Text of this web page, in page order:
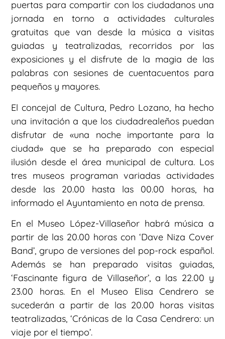
puertas para compartir con los ciudadanos una
jornada en torno a actividades culturales
gratuitas que van desde la música a visitas
guiadas y teatralizadas, recorridos por las
exposiciones y el disfrute de la magia de las
palabras con sesiones de cuentacuentos para
pequeños y mayores.
El concejal de Cultura, Pedro Lozano, ha hecho
una invitación a que los ciudadrealeños puedan
disfrutar de «una noche importante para la
ciudad» que se ha preparado con especial
ilusión desde el área municipal de cultura. Los
tres museos programan variadas actividades
desde las 20.00 hasta las 00.00 horas, ha
informado el Ayuntamiento en nota de prensa.
En el Museo López-Villaseñor habrá música a
partir de las 20.00 horas con ‘Dave Niza Cover
Band’, grupo de versiones del pop-rock español.
Además se han preparado visitas guiadas,
‘Fascinante figura de Villaseñor’, a las 22.00 y
23.00 horas. En el Museo Elisa Cendrero se
sucederán a partir de las 20.00 horas visitas
teatralizadas, ‘Crónicas de la Casa Cendrero: un
viaje por el tiempo’.